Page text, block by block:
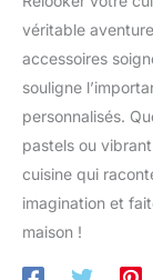
véritable
accessoires
souligne
personnalisés.
pastels ou
cuisine qui
imagination et
maison !